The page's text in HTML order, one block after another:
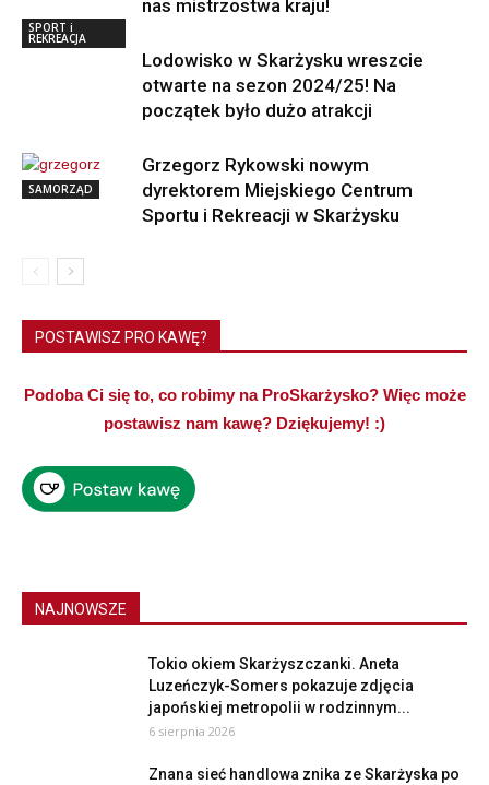
nas mistrzostwa kraju!
SPORT i
REKREACJA
Lodowisko w Skarżysku wreszcie
otwarte na sezon 2024/25! Na
początek było dużo atrakcji
SAMORZĄD
Grzegorz Rykowski nowym
dyrektorem Miejskiego Centrum
Sportu i Rekreacji w Skarżysku
POSTAWISZ PRO KAWĘ?
Podoba Ci się to, co robimy na ProSkarżysko? Więc może
postawisz nam kawę? Dziękujemy! :)
NAJNOWSZE
Tokio okiem Skarżyszczanki. Aneta
Luzeńczyk-Somers pokazuje zdjęcia
japońskiej metropolii w rodzinnym...
6 sierpnia 2026
Znana sieć handlowa znika ze Skarżyska po